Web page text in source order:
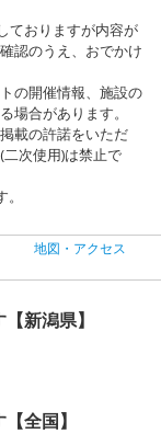
ておりますが内容が
認のうえ、おでかけ
の開催情報、施設の
場合があります。
載の許諾をいただ
次使用)は禁止で
地図・アクセス
新潟県】
全国】